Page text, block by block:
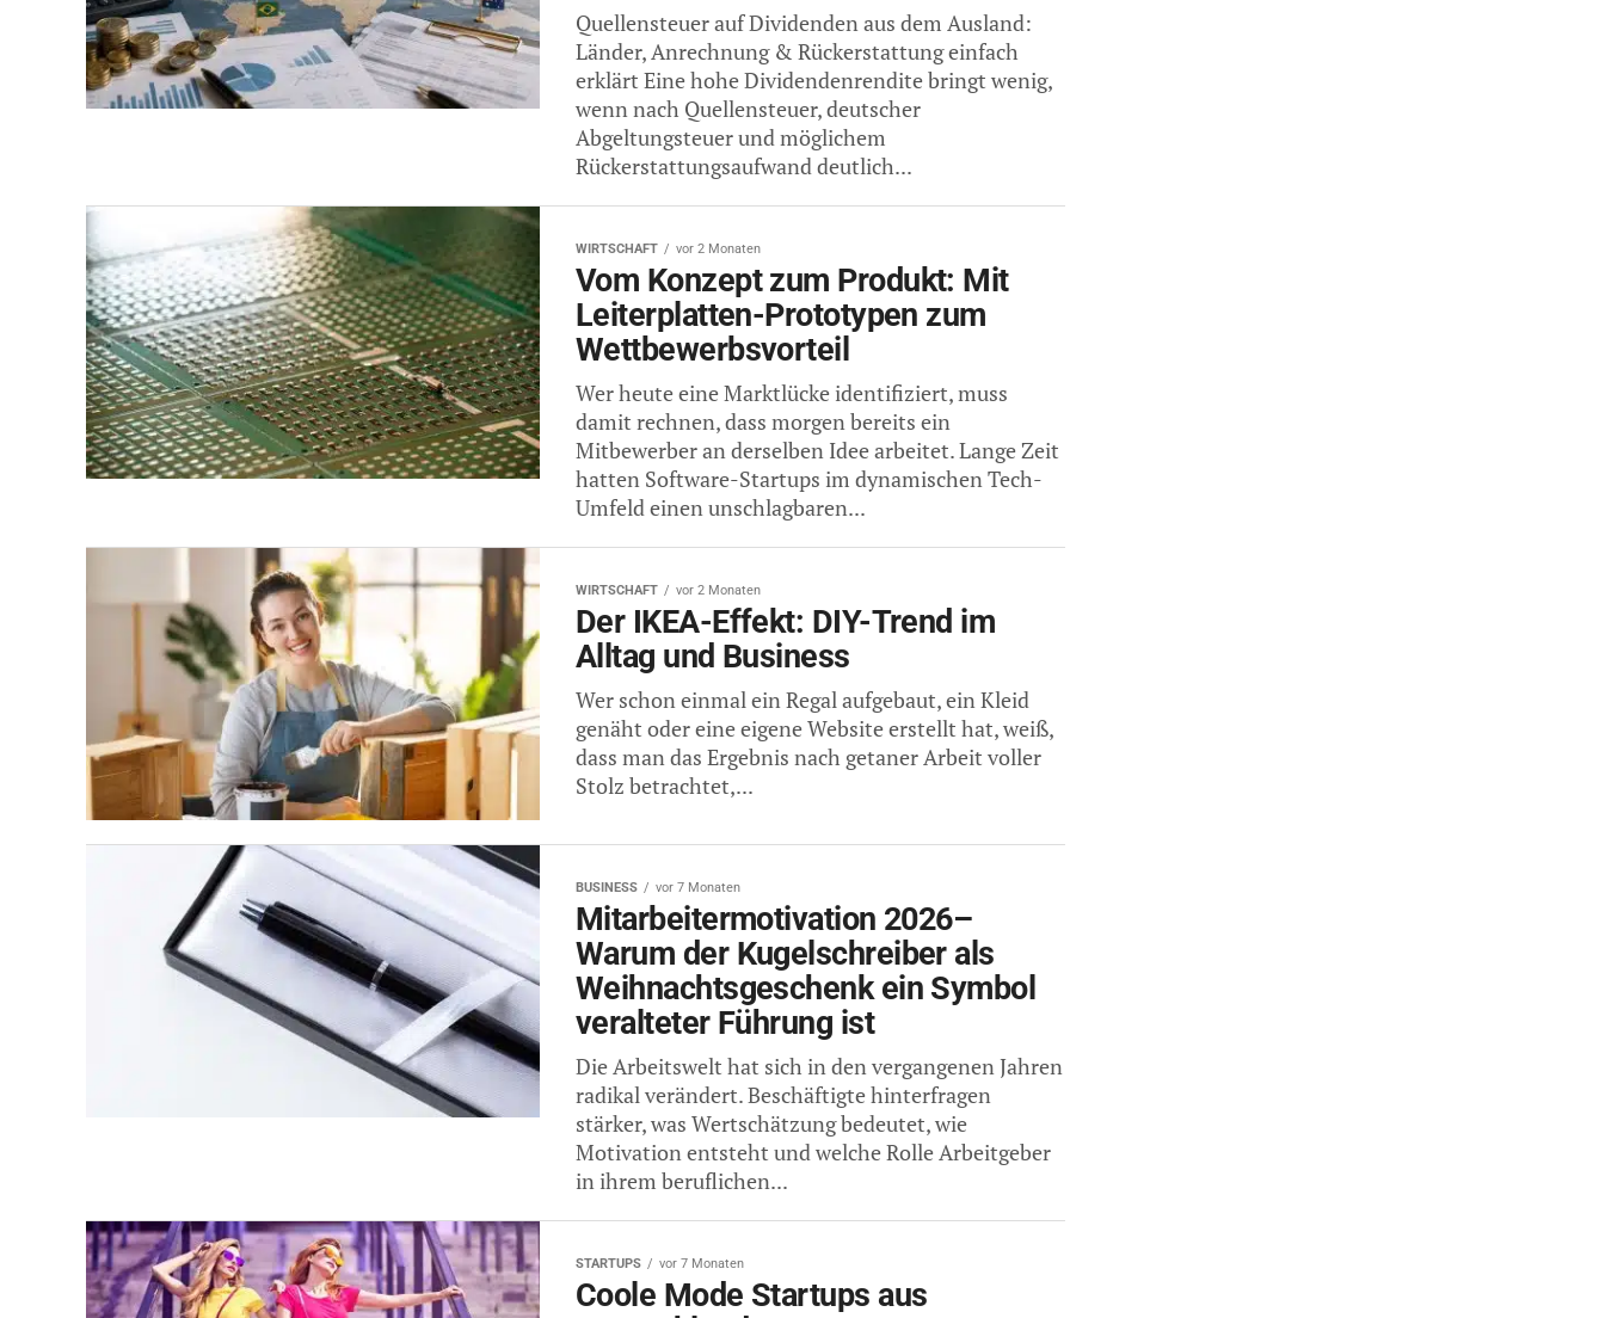
Quellensteuer auf Dividenden aus dem Ausland:
Länder, Anrechnung & Rückerstattung einfach
erklärt Eine hohe Dividendenrendite bringt wenig,
wenn nach Quellensteuer, deutscher
Abgeltungsteuer und möglichem
Rückerstattungsaufwand deutlich...
WIRTSCHAFT vor 2 Monaten
Vom Konzept zum Produkt: Mit
Leiterplatten-Prototypen zum
Wettbewerbsvorteil
Wer heute eine Marktlücke identifiziert, muss
damit rechnen, dass morgen bereits ein
Mitbewerber an derselben Idee arbeitet. Lange Zeit
hatten Software-Startups im dynamischen Tech-
Umfeld einen unschlagbaren...
WIRTSCHAFT vor 2 Monaten
Der IKEA-Effekt: DIY-Trend im
Alltag und Business
Wer schon einmal ein Regal aufgebaut, ein Kleid
genäht oder eine eigene Website erstellt hat, weiß,
dass man das Ergebnis nach getaner Arbeit voller
Stolz betrachtet,...
BUSINESS vor 7 Monaten
Mitarbeitermotivation 2026–
Warum der Kugelschreiber als
Weihnachtsgeschenk ein Symbol
veralteter Führung ist
Die Arbeitswelt hat sich in den vergangenen Jahren
radikal verändert. Beschäftigte hinterfragen
stärker, was Wertschätzung bedeutet, wie
Motivation entsteht und welche Rolle Arbeitgeber
in ihrem beruflichen...
STARTUPS vor 7 Monaten
Coole Mode Startups aus